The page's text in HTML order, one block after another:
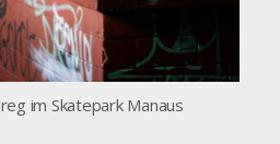
im Skatepark Manaus